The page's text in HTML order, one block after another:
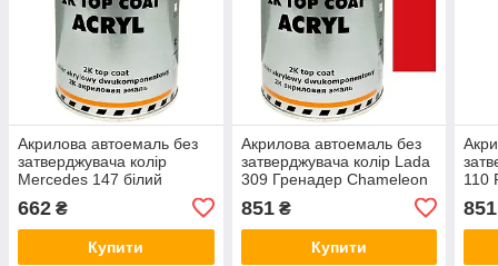
Акрилова автоемаль без
затверджувача колір
Mercedes 147 білий
Acryl 800мл
662 ₴
Купити
Акрилова автоемаль без
затверджувача колір Lada
309 Гренадер Chameleon
2K Top Coat Acryl 800мл
851₴
Купити
110
851